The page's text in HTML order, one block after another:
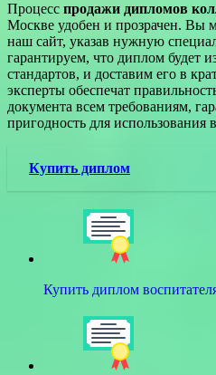
Процесс продажи дипломов
Москве удобен и прозрачен. Вы
наш сайт, указав нужную
гарантируем, что диплом будет
стандартов, и доставим его в
эксперты обеспечат
документа всем требованиям,
пригодность для использования
Купить диплом
Купить диплом